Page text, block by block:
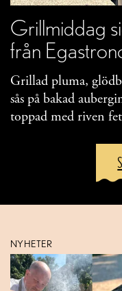
Grillmiddag
från
Grillad pluma,
sås på bakad
toppad med riven
NYHETER